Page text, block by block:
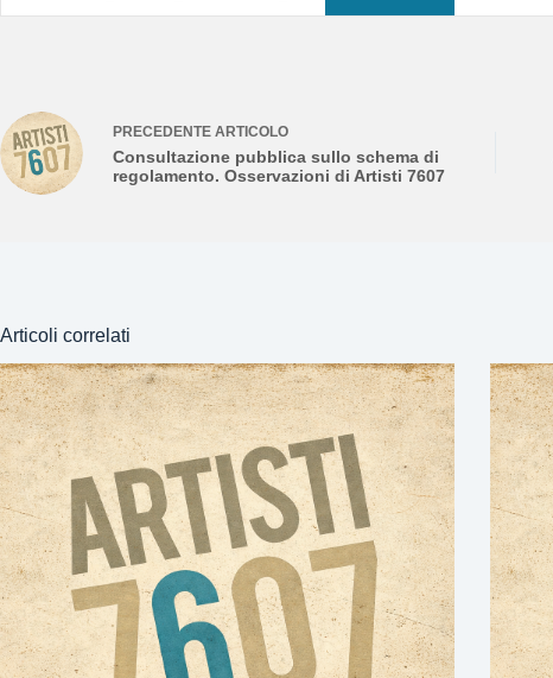
PRECEDENTE ARTICOLO
Consultazione pubblica sullo schema di
regolamento. Osservazioni di Artisti 7607
Articoli correlati